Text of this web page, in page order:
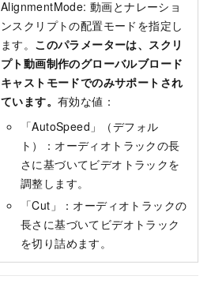
AlignmentMode: 動画とナレーショ
ンスクリプトの配置モードを指定し
ます。 このパラメーターは、スクリ
プト動画制作のグローバルブロード
キャストモードでのみサポートされ
ています。 有効な値：
「AutoSpeed」（デフォル
ト）：オーディオトラックの長
さに基づいてビデオトラックを
調整します。
「Cut」：オーディオトラックの
長さに基づいてビデオトラック
を切り詰めます。